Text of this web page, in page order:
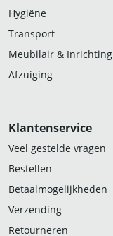
Hygiëne
Transport
Meubilair & Inrichting
Afzuiging
Klantenservice
Veel gestelde vragen
Bestellen
Betaalmogelijkheden
Verzending
Retourneren